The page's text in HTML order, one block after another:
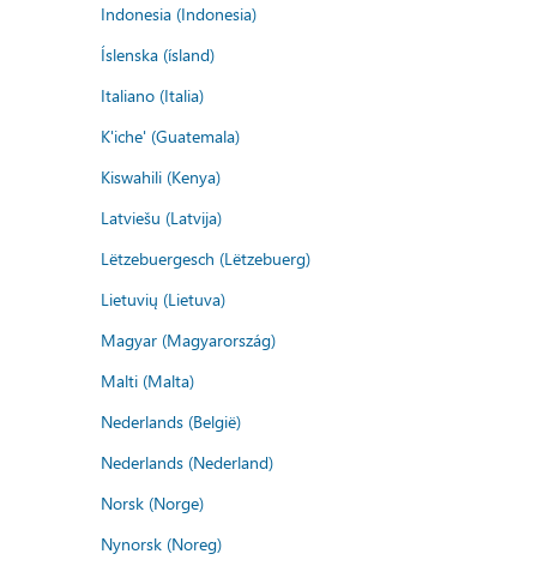
Indonesia (Indonesia)
Íslenska (ísland)
Italiano (Italia)
K'iche' (Guatemala)
Kiswahili (Kenya)
Latviešu (Latvija)
Lëtzebuergesch (Lëtzebuerg)
Lietuvių (Lietuva)
Magyar (Magyarország)
Malti (Malta)
Nederlands (België)
Nederlands (Nederland)
Norsk (Norge)
Nynorsk (Noreg)